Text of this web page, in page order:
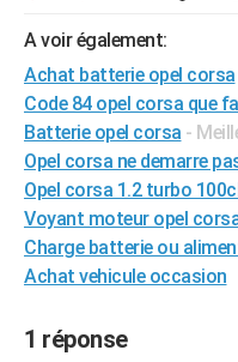
Dictionnaire
Biographies
Citations
Expressions
Proverbes
PROGRAMME TV
COPAINS D'AVANT
S'inscrire
Se connecter
Lycées
Collèges
Primaires
Universités
Entreprises
Service militaire
Avis de recherche
AVIS DE DÉCÈS
FORUM
Bricolage
Lifestyle
Culture
Television
Voyage
A voir également:
Achat batterie opel corsa
Code 84 opel corsa que
Batterie opel corsa -
Opel corsa ne demarre
Opel corsa 1.2 turbo
Voyant moteur opel
Charge batterie ou
Achat vehicule occasion
1 réponse